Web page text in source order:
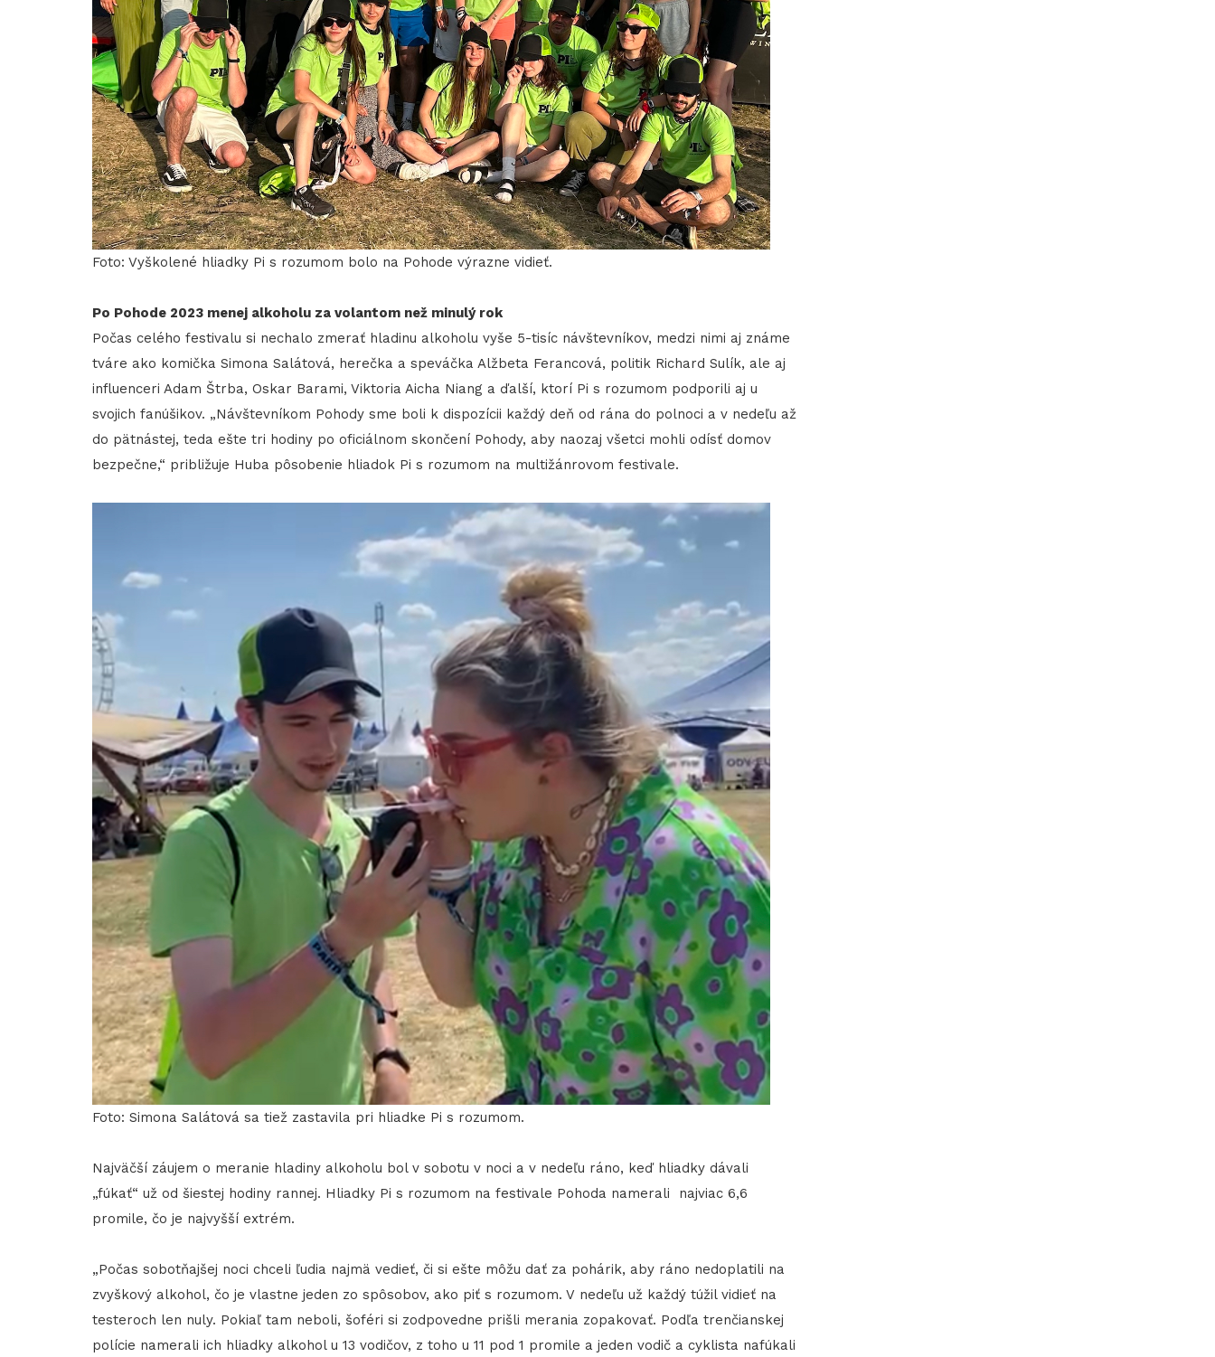
Foto: Vyškolené hliadky Pi s rozumom bolo na Pohode výrazne vidieť.
Po Pohode 2023 menej alkoholu za volantom než minulý rok
Počas celého festivalu si nechalo zmerať hladinu alkoholu vyše 5-tisíc návštevníkov, medzi nimi aj známe
tváre ako komička Simona Salátová, herečka a speváčka Alžbeta Ferancová, politik Richard Sulík, ale aj
influenceri Adam Štrba, Oskar Barami, Viktoria Aicha Niang a ďalší, ktorí Pi s rozumom podporili aj u
svojich fanúšikov. „Návštevníkom Pohody sme boli k dispozícii každý deň od rána do polnoci a v nedeľu až
do pätnástej, teda ešte tri hodiny po oficiálnom skončení Pohody, aby naozaj všetci mohli odísť domov
bezpečne,“ približuje Huba pôsobenie hliadok Pi s rozumom na multižánrovom festivale.
Foto: Simona Salátová sa tiež zastavila pri hliadke Pi s rozumom.
Najväčší záujem o meranie hladiny alkoholu bol v sobotu v noci a v nedeľu ráno, keď hliadky dávali
„fúkať“ už od šiestej hodiny rannej. Hliadky Pi s rozumom na festivale Pohoda namerali najviac 6,6
promile, čo je najvyšší extrém.
„Počas sobotňajšej noci chceli ľudia najmä vedieť, či si ešte môžu dať za pohárik, aby ráno nedoplatili na
zvyškový alkohol, čo je vlastne jeden zo spôsobov, ako piť s rozumom. V nedeľu už každý túžil vidieť na
testeroch len nuly. Pokiaľ tam neboli, šoféri si zodpovedne prišli merania zopakovať. Podľa trenčianskej
polície namerali ich hliadky alkohol u 13 vodičov, z toho u 11 pod 1 promile a jeden vodič a cyklista nafúkali